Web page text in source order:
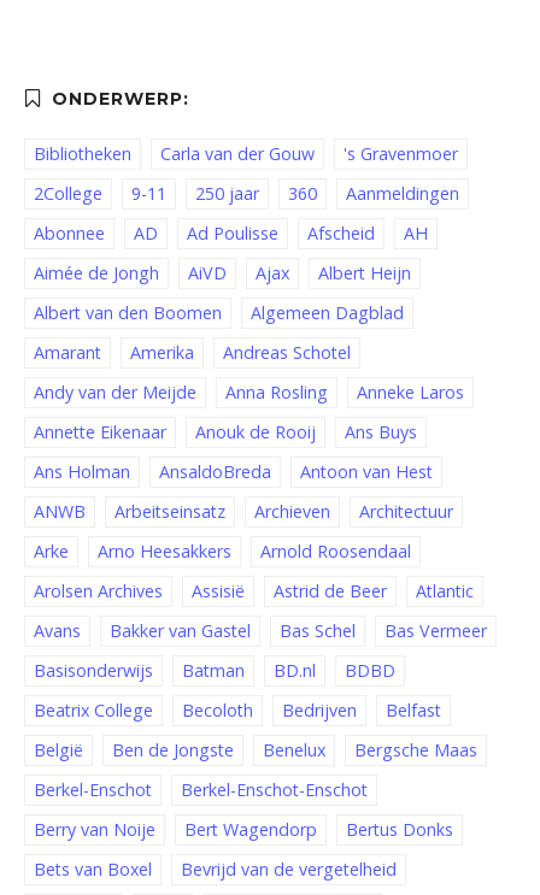
Bibliotheken Carla van der Gouw
's Gravenmoer
2College
9-11 250 jaar 360
Aanmeldingen
Abonnee
AD Ad Poulisse Afscheid
AH
Aimée de Jongh
AiVD Ajax
Albert Heijn
Albert van den Boomen
Algemeen Dagblad
Amarant
Amerika
Andreas Schotel
Andy van der Meijde
Anna Rosling
Anneke Laros
Annette Eikenaar
Anouk de Rooij
Ans Buys
Ans Holman
AnsaldoBreda
Antoon van Hest
ANWB
Arbeitseinsatz Archieven
Architectuur
Arke
Arno Heesakkers
Arnold Roosendaal
Arolsen Archives
Assisië Astrid de Beer
Atlantic
Avans
Bakker van Gastel Bas Schel
Bas Vermeer
Basisonderwijs
Batman BD.nl
BDBD
Beatrix College
Becoloth Bedrijven
Belfast
België
Ben de Jongste Benelux
Bergsche Maas
Berkel-Enschot
Berkel-Enschot-Enschot
Berry van Noije
Bert Wagendorp
Bertus Donks
Bets van Boxel
Bevrijd van de vergetelheid